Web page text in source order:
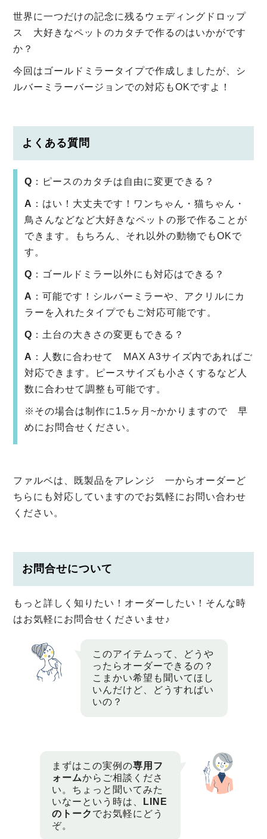
世界に一つだけの記念に残るウェディングドロップ
ス 大好きなペットのカタチで作るのはいかがです
か？
今回はゴールドミラータイプで作成しましたが、シ
ルバーミラーバージョンでの対応もOKですよ！
よくある質問
Q ：ピースのカタチは自由に変更できる？
A ：はい！大丈夫です！ワンちゃん・猫ちゃん・
鳥さんなどなど大好きなペットの形で作ることが
できます。もちろん、それ以外の動物でもOKで
す。
Q ：ゴールドミラー以外にも対応はできる？
A ：可能です！シルバーミラーや、アクリルにカ
ラーを入れたタイプでもご対応可能です。
Q ：土台の大きさの変更もできる？
A ：人数に合わせて MAX A3サイズ内であればご
対応できます。ピースサイズも小さくするなど人
数に合わせて調整も可能です。
※その場合は制作に1.5ヶ月~かかりますので 早
めにお問合せください。
ファルベは、既製品をアレンジ 一からオーダーど
ちらにも対応していますのでお気軽にお問い合わせ
ください。
お問合せについて
もっと詳しく知りたい！オーダーしたい！そんな時
はお気軽にお問合せくださいませ♪
このアイテムって、どうや
ったらオーダーできるの？
こまかい希望も聞いてほし
いんだけど、どうすればい
いの？
まずはこの実例の専用フ
ォームからご相談くださ
い。ちょっと聞いてみた
いなーという時は、
LINE
のトーク でお気軽にどう
ぞ。